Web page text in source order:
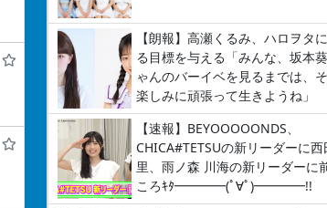
【朗報】高瀬くるみ、ハロヲタ
る目標を与える「みんな、坂本
ゃんのバーイベを見るまでは、
楽しみに頑張って生きようね」
【速報】BEYOOOOONDS、
CHICA#TETSUの新リーダーに西
里、雨ノ森 川海の新リーダーに
ころｷﾀ━━━━(ﾟ∀ﾟ)━━━━!!